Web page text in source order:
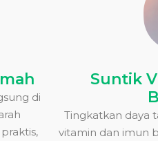
di
Suntik
Tingkatkan daya
vitamin dan imun